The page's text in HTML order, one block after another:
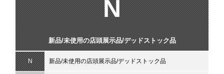
N
新品/未使用の店頭展示品/デッドストック品
N 新品/未使用の店頭展示品/デッドストック品